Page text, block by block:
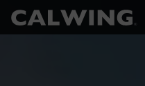
®